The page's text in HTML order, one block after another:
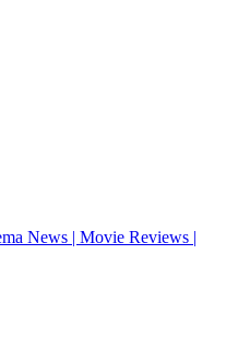
News | Movie Reviews |